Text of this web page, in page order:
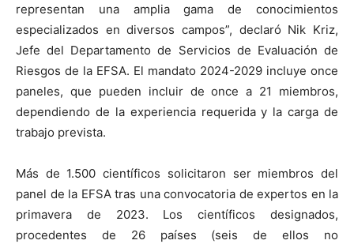
representan una amplia gama de conocimientos
especializados en diversos campos”, declaró Nik Kriz,
Jefe del Departamento de Servicios de Evaluación de
Riesgos de la EFSA. El mandato 2024-2029 incluye once
paneles, que pueden incluir de once a 21 miembros,
dependiendo de la experiencia requerida y la carga de
trabajo prevista.
Más de 1.500 científicos solicitaron ser miembros del
panel de la EFSA tras una convocatoria de expertos en la
primavera de 2023. Los científicos designados,
procedentes de 26 países (seis de ellos no